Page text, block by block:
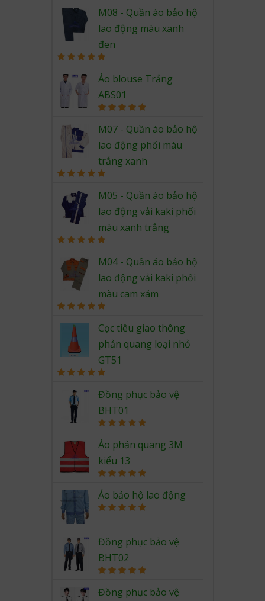
out of 5
M08 - Quần áo bảo hộ
lao động màu xanh
đen
out of 5
Áo blouse Trắng
ABS01
out of 5
M07 - Quần áo bảo hộ
lao động phối màu
trắng xanh
out of 5
M05 - Quần áo bảo hộ
lao động vải kaki phối
màu xanh trắng
out of 5
M04 - Quần áo bảo hộ
lao động vải kaki phối
màu cam xám
out of 5
Cọc tiêu giao thông
phản quang loại nhỏ
GT51
out of 5
Đồng phục bảo vệ
BHT01
out of 5
Áo phản quang 3M
kiểu 13
out of 5
Áo bảo hộ lao động
Đồng phục bảo vệ
BHT02
out of 5
Đồng phục bảo vệ